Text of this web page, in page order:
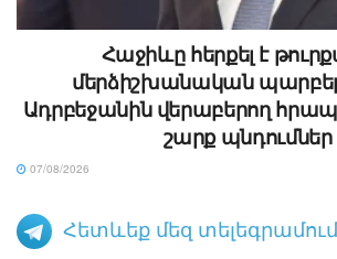
Հաջիևը հերքել է
մերձիշխանական
Ադրբեջանին վերաբերող
շարք պնդումներ
07/08/2026
Հետևեք մեզ տելեգրամում